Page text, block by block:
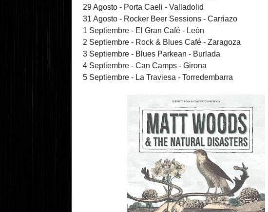
29 Agosto - Porta Caeli - Valladolid
31 Agosto - Rocker Beer Sessions - Carriazo
1 Septiembre - El Gran Café - León
2 Septiembre - Rock & Blues Café - Zaragoza
3 Septiembre - Blues Parkean - Burlada
4 Septiembre - Can Camps - Girona
5 Septiembre - La Traviesa - Torredembarra